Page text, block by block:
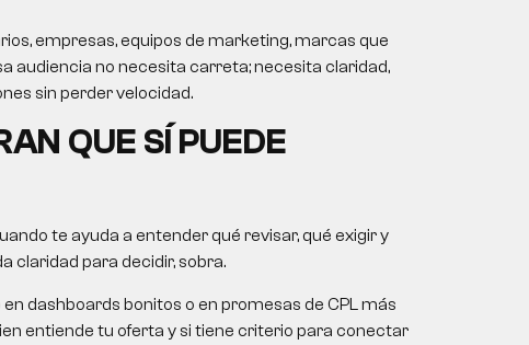
empresas, equipos de marketing, marcas que
audiencia no necesita carreta; necesita claridad,
sin perder velocidad.
QUE SÍ PUEDE
te ayuda a entender qué revisar, qué exigir y
claridad para decidir, sobra.
dashboards bonitos o en promesas de CPL más
entiende tu oferta y si tiene criterio para conectar